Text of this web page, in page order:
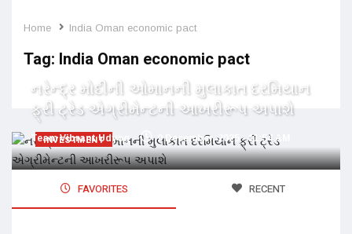
Home India Oman economic pact
Tag: India Oman economic pact
INVESTMENT
નરેન્દ્ર મોદીની ઓમાનની મુલાકાત દરમિયાન
ફ્રી ટ્રેડ એગ્રીમેન્ટની આખરીરૂપ અપાશે
Team Vibrant Udyog 9 December, 2025 - 11:54 AM
FAVORITES RECENT